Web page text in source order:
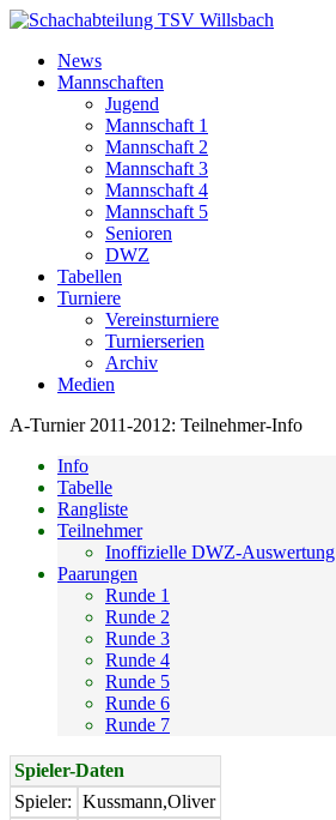
News
Mannschaften
Jugend
Mannschaft 1
Mannschaft 2
Mannschaft 3
Mannschaft 4
Mannschaft 5
Senioren
DWZ
Tabellen
Turniere
Vereinsturniere
Turnierserien
Archiv
Medien
A-Turnier 2011-2012: Teilnehmer-Info
Info
Tabelle
Rangliste
Teilnehmer
Inoffizielle DWZ-Auswertung
Paarungen
Runde 1
Runde 2
Runde 3
Runde 4
Runde 5
Runde 6
Runde 7
Spieler-Daten
Spieler: Kussmann,Oliver